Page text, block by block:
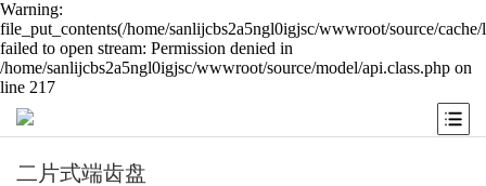
Warning:
file_put_contents(/home/sanlijcbs2a5ngl0igjsc/wwwroot/source/cache/
failed to open stream: Permission denied in
/home/sanlijcbs2a5ngl0igjsc/wwwroot/source/model/api.class.php on
line 217
二片式端齿盘